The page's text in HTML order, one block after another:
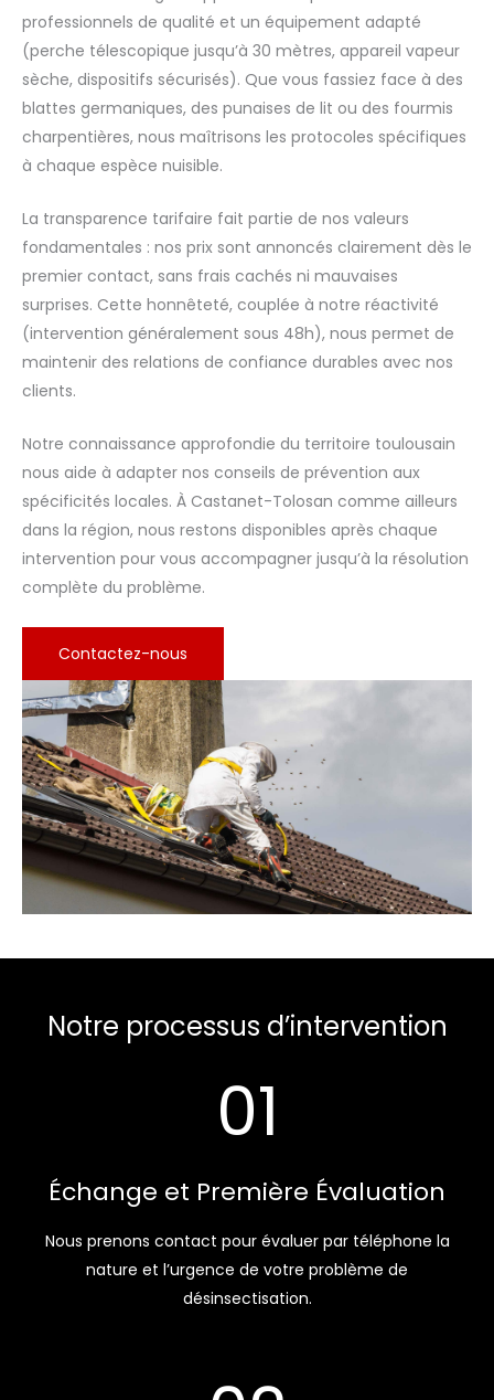
professionnels de qualité et un équipement adapté
(perche télescopique jusqu’à 30 mètres, appareil vapeur
sèche, dispositifs sécurisés). Que vous fassiez face à des
blattes germaniques, des punaises de lit ou des fourmis
charpentières, nous maîtrisons les protocoles spécifiques
à chaque espèce nuisible.
La transparence tarifaire fait partie de nos valeurs
fondamentales : nos prix sont annoncés clairement dès le
premier contact, sans frais cachés ni mauvaises
surprises. Cette honnêteté, couplée à notre réactivité
(intervention généralement sous 48h), nous permet de
maintenir des relations de confiance durables avec nos
clients.
Notre connaissance approfondie du territoire toulousain
nous aide à adapter nos conseils de prévention aux
spécificités locales. À Castanet-Tolosan comme ailleurs
dans la région, nous restons disponibles après chaque
intervention pour vous accompagner jusqu’à la résolution
complète du problème.
Contactez-nous
Notre processus d’intervention
01
Échange et Première Évaluation
Nous prenons contact pour évaluer par téléphone la
nature et l’urgence de votre problème de
désinsectisation.